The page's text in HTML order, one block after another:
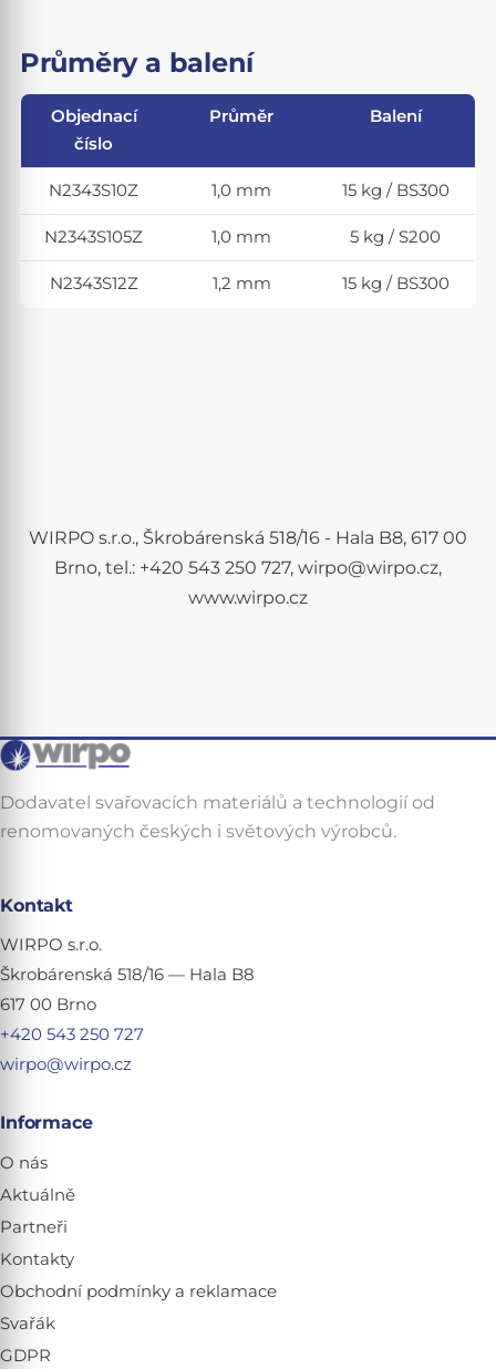
Průměry a balení
Objednací
číslo
Průměr Balení
N2343S10Z 1,0 mm 15 kg / BS300
N2343S105Z 1,0 mm 5 kg / S200
N2343S12Z 1,2 mm 15 kg / BS300
WIRPO s.r.o., Škrobárenská 518/16 - Hala B8, 617 00
Brno, tel.: +420 543 250 727, wirpo@wirpo.cz,
www.wirpo.cz
Dodavatel svařovacích materiálů a technologií od
renomovaných českých i světových výrobců.
Kontakt
WIRPO s.r.o.
Škrobárenská 518/16 — Hala B8
617 00 Brno
+420 543 250 727
wirpo@wirpo.cz
Informace
O nás
Aktuálně
Partneři
Kontakty
Obchodní podmínky a reklamace
Svařák
GDPR